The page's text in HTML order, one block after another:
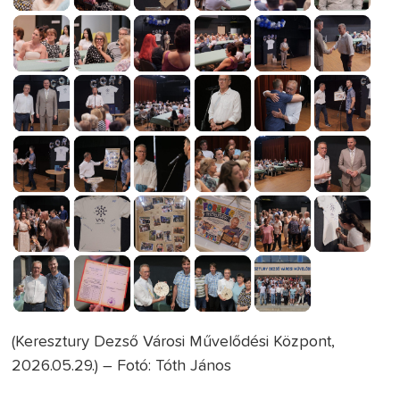
(Keresztury Dezső Városi Művelődési Központ,
2026.05.29.) – Fotó: Tóth János